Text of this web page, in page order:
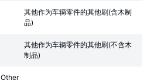
其他作为车辆零件的其他刷(含木制
品)
其他作为车辆零件的其他刷(不含木
制品)
Other